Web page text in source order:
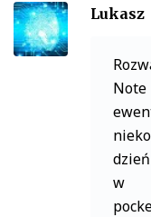
Lukasz
w